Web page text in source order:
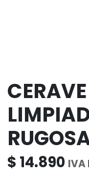
$ 14.890